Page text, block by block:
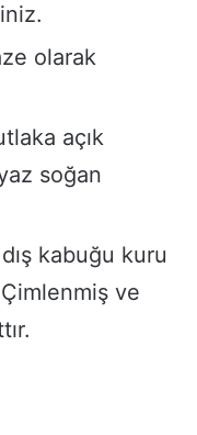
olarak
açık
soğan
kabuğu kuru
ve